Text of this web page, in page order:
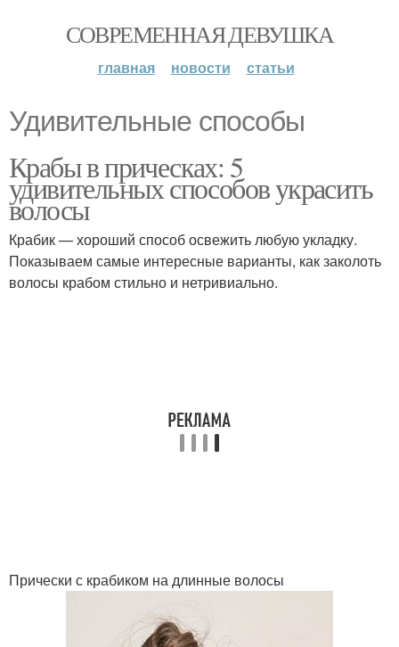
СОВРЕМЕННАЯ ДЕВУШКА
главная новости статьи
Удивительные способы
Крабы в прическах: 5
удивительных способов украсить
волосы
Крабик — хороший способ освежить любую укладку.
Показываем самые интересные варианты, как заколоть
волосы крабом стильно и нетривиально.
Прически с крабиком на длинные волосы